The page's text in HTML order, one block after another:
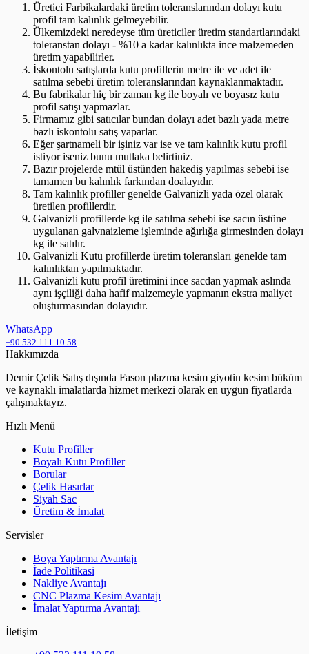
Üretici Farbikalardaki üretim toleranslarından dolayı kutu
profil tam kalınlık gelmeyebilir.
Ülkemizdeki neredeyse tüm üreticiler üretim standartlarındaki
toleranstan dolayı - %10 a kadar kalınlıkta ince malzemeden
üretim yapabilirler.
İskontolu satışlarda kutu profillerin metre ile ve adet ile
satılma sebebi üretim toleranslarından kaynaklanmaktadır.
Bu fabrikalar hiç bir zaman kg ile boyalı ve boyasız kutu
profil satışı yapmazlar.
Firmamız gibi satıcılar bundan dolayı adet bazlı yada metre
bazlı iskontolu satış yaparlar.
Eğer şartnameli bir işiniz var ise ve tam kalınlık kutu profil
istiyor iseniz bunu mutlaka belirtiniz.
Bazır projelerde mtül üstünden hakediş yapılmas sebebi ise
tamamen bu kalınlık farkından doalayıdır.
Tam kalınlık profiller genelde Galvanizli yada özel olarak
üretilen profillerdir.
Galvanizli profillerde kg ile satılma sebebi ise sacın üstüne
uygulanan galvnaizleme işleminde ağırlığa girmesinden dolayı
kg ile satılır.
Galvanizli Kutu profillerde üretim toleransları genelde tam
kalınlıktan yapılmaktadır.
Galvanizli kutu profil üretimini ince sacdan yapmak aslında
aynı işçiliği daha hafif malzemeyle yapmanın ekstra maliyet
oluşturmasından dolayıdır.
WhatsApp
+90 532 111 10 58
Hakkımızda
Demir Çelik Satış dışında Fason plazma kesim giyotin kesim büküm
ve kaynaklı imalatlarda hizmet merkezi olarak en uygun fiyatlarda
çalışmaktayız.
Hızlı Menü
Kutu Profiller
Boyalı Kutu Profiller
Borular
Çelik Hasırlar
Siyah Sac
Üretim & İmalat
Servisler
Boya Yaptırma Avantajı
İade Politikasi
Nakliye Avantajı
CNC Plazma Kesim Avantajı
İmalat Yaptırma Avantajı
İletişim